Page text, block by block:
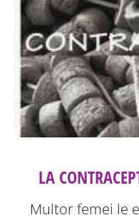
LA
Multor femei le